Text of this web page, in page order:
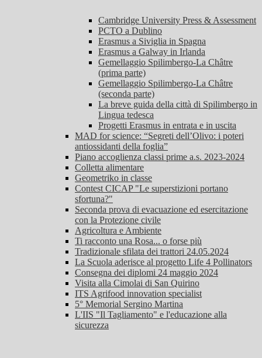
Cambridge University Press & Assessment
PCTO a Dublino
Erasmus a Siviglia in Spagna
Erasmus a Galway in Irlanda
Gemellaggio Spilimbergo-La Châtre
(prima parte)
Gemellaggio Spilimbergo-La Châtre
(seconda parte)
La breve guida della città di Spilimbergo in
Lingua tedesca
Progetti Erasmus in entrata e in uscita
MAD for science: “Segreti dell’Olivo: i poteri
antiossidanti della foglia”
Piano accoglienza classi prime a.s. 2023-2024
Colletta alimentare
Geometriko in classe
Contest CICAP "Le superstizioni portano
sfortuna?"
Seconda prova di evacuazione ed esercitazione
con la Protezione civile
Agricoltura e Ambiente
Ti racconto una Rosa... o forse più
Tradizionale sfilata dei trattori 24.05.2024
La Scuola aderisce al progetto Life 4 Pollinators
Consegna dei diplomi 24 maggio 2024
Visita alla Cimolai di San Quirino
ITS Agrifood innovation specialist
5° Memorial Sergino Martina
L'IIS "Il Tagliamento" e l'educazione alla
sicurezza